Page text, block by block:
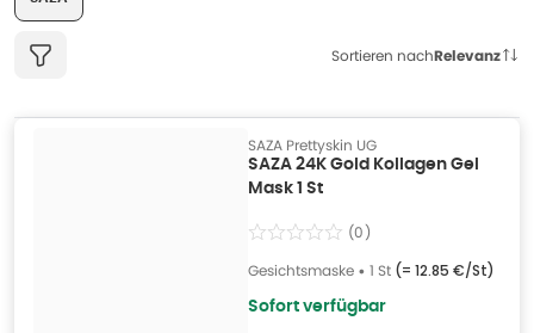
Sortieren nachRelevanz
SAZA Prettyskin UG
SAZA 24K Gold Kollagen Gel
Mask 1 St
(0)
Gesichtsmaske • 1 St (= 12.85 €/St)
Sofort verfügbar